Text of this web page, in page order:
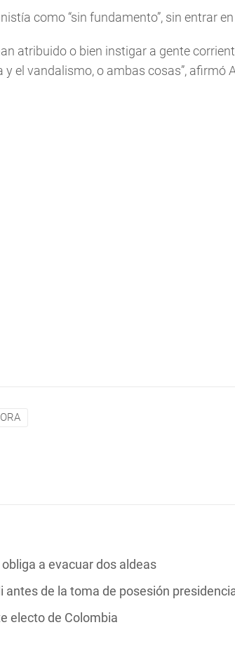
como “sin fundamento”, sin entrar
atribuido o bien instigar a gente
el vandalismo, o ambas cosas”, afirmó
a evacuar dos aldeas
de la toma de posesión
electo de Colombia